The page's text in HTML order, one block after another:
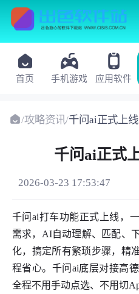
首页 手机游戏 应用软件
/攻略资讯/千问ai正式上
千问ai正式
2026-03-23 17:53:47
千问ai打车功能正式上线，
需求，AI自动理解、匹配、
化，搞定所有繁琐步骤，精
程省心。千问ai底层对接高
全程不用手动点选、不用切